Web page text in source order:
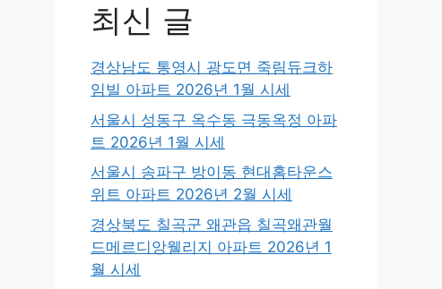
최신 글
경상남도 통영시 광도면 죽림듀크하
임빌 아파트 2026년 1월 시세
서울시 성동구 옥수동 극동옥정 아파
트 2026년 1월 시세
서울시 송파구 방이동 현대홈타운스
위트 아파트 2026년 2월 시세
경상북도 칠곡군 왜관읍 칠곡왜관월
드메르디앙웰리지 아파트 2026년 1
월 시세